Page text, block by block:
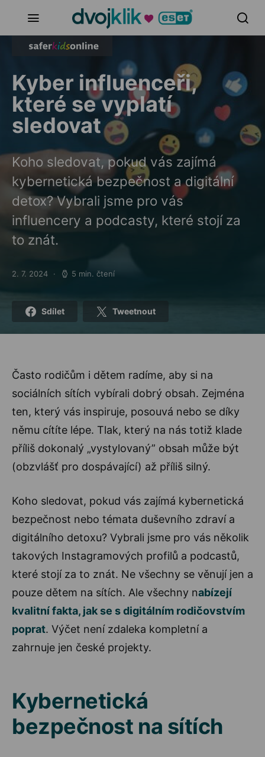
Kyber influenceři,
které se vyplatí
sledovat
Koho sledovat, pokud vás zajímá
kybernetická bezpečnost a digitální
detox? Vybrali jsme pro vás
influencery a podcasty, které stojí za
to znát.
Posted on
2. 7. 2024 5 min. čtení
Sdílet Tweetnout
Často rodičům i dětem radíme, aby si na
sociálních sítích vybírali dobrý obsah. Zejména
ten, který vás inspiruje, posouvá nebo se díky
němu cítíte lépe. Tlak, který na nás totiž klade
příliš dokonalý „vystylovaný” obsah může být
(obzvlášť pro dospávající) až příliš silný.
Koho sledovat, pokud vás zajímá kybernetická
bezpečnost nebo témata duševního zdraví a
digitálního detoxu? Vybrali jsme pro vás několik
takových Instagramových profilů a podcastů,
které stojí za to znát. Ne všechny se věnují jen a
pouze dětem na sítích. Ale všechny nabízejí
kvalitní fakta, jak se s digitálním rodičovstvím
poprat. Výčet není zdaleka kompletní a
zahrnuje jen české projekty.
Kybernetická
bezpečnost na sítích